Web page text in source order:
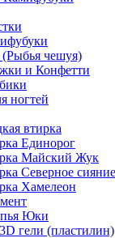
чешуя)
и Конфетти
ногтей
втирка
Единорог
Майский Жук
Северное сияние
Хамелеон
Юки
гели (пластилин)